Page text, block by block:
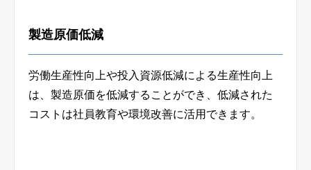
製造原価低減
労働生産性向上や投入資源低減による生産性向上
は、製造原価を低減することができ、低減された
コストは社員教育や環境改善に活用できます。